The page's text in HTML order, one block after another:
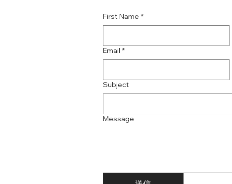
First Name *
Email *
Subject
Message